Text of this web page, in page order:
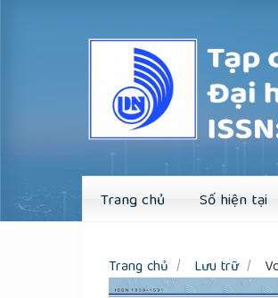
Trang chủ Số hiện tại
Trang chủ Lưu trữ